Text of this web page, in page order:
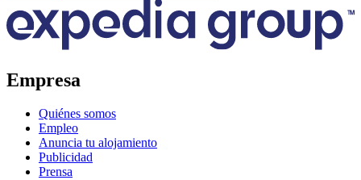
Empresa
Quiénes somos
Empleo
Anuncia tu alojamiento
Publicidad
Prensa